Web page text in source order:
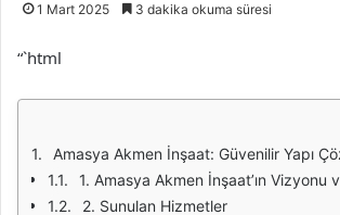
1 Mart 2025 3 dakika okuma süresi
“`html
Amasya Akmen İnşaat: Güvenilir Yapı
1. Amasya Akmen İnşaat’ın Vizyonu
2. Sunulan Hizmetler